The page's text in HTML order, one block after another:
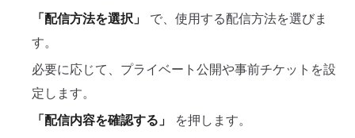
「配信方法を選択」
で、使用する配信方法を選びま
す。
必要に応じて、プライベート公開や事前チケットを設
定します。
「配信内容を確認する」
を押します。